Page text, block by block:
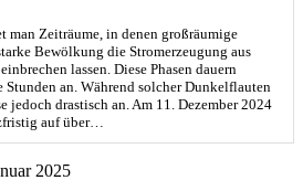
man Zeiträume, in denen großräumige
Bewölkung die Stromerzeugung aus
lassen. Diese Phasen dauern
an. Während solcher Dunkelflauten
jedoch drastisch an. Am 11. Dezember 2024
auf über…
2025